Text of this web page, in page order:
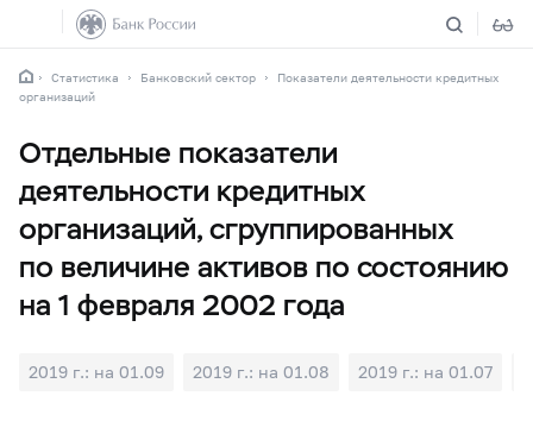
Статистика Банковский сектор
Показатели деятельности кредитных
организаций
Отдельные показатели
деятельности кредитных
организаций, сгруппированных
по величине активов по состоянию
на 1 февраля 2002 года
2019 г.: на 01.09 2019 г.: на 01.08 2019 г.: на 01.07